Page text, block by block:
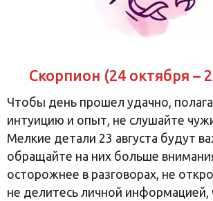
Скорпион (24 октября –
Чтобы день прошел удачно,
интуицию и опыт, не слушайте
Мелкие детали 23 августа будут
обращайте на них больше
осторожнее в разговорах, не
не делитесь личной информацией,